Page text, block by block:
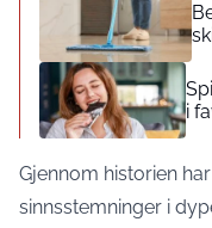
i
Gjennom historien
sinnsstemninger i